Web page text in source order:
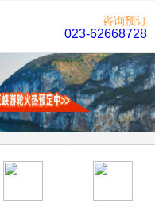
咨询预订
023-62668728